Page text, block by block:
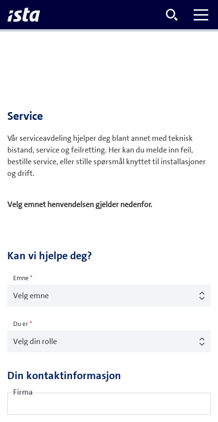
Service
Vår serviceavdeling hjelper deg blant annet med teknisk
bistand, service og feilretting. Her kan du melde inn feil,
bestille service, eller stille spørsmål knyttet til installasjoner
og drift.
Velg emnet henvendelsen gjelder nedenfor.
Kan vi hjelpe deg?
Emne *
Du er*
Din kontaktinformasjon
Firma